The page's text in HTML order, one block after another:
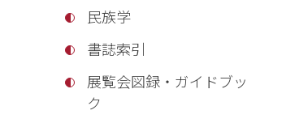
民族学
書誌索引
展覧会図録・ガイドブッ
ク